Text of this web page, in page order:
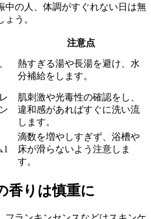
中の人、体調がすぐれない日は無
う。
注意点
熱すぎる湯や長湯を避け、水
分補給をします。
肌刺激や光毒性の確認をし、
違和感があればすぐに洗い流
します。
滴数を増やしすぎず、浴槽や
床が滑らないよう注意しま
す。
香りは慎重に